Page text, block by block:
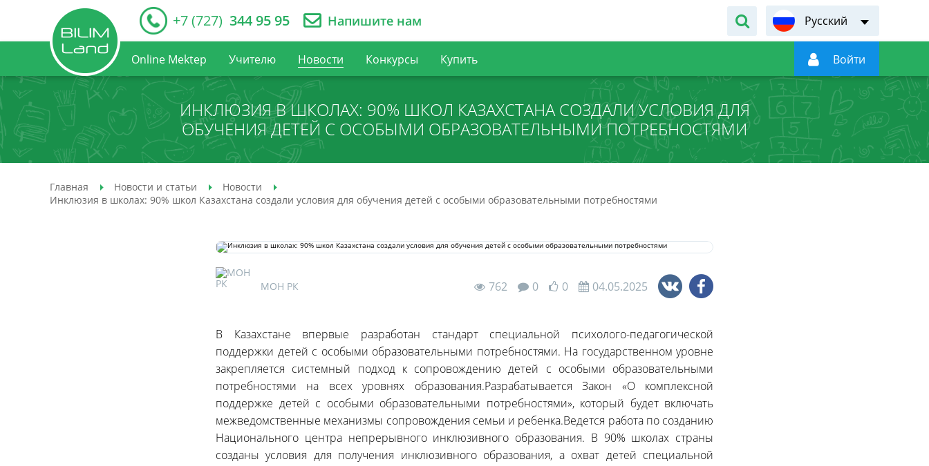
+7 (727) 344 95 95 Напишите нам Русский
Online Mektep Учителю Новости Конкурсы Купить  Войти
ИНКЛЮЗИЯ В ШКОЛАХ: 90% ШКОЛ КАЗАХСТАНА СОЗДАЛИ УСЛОВИЯ ДЛЯ
ОБУЧЕНИЯ ДЕТЕЙ С ОСОБЫМИ ОБРАЗОВАТЕЛЬНЫМИ ПОТРЕБНОСТЯМИ
Главная Новости и статьи
Новости
Инклюзия в школах: 90% школ Казахстана создали условия для обучения детей с особыми образовательными потребностями
МОН РК 762 0 0 04.05.2025
В Казахстане впервые разработан стандарт специальной психолого-педагогической
поддержки детей с особыми образовательными потребностями. На государственном уровне
закрепляется системный подход к сопровождению детей с особыми образовательными
потребностями на всех уровнях образования.Разрабатывается Закон «О комплексной
поддержке детей с особыми образовательными потребностями», который будет включать
межведомственные механизмы сопровождения семьи и ребенка.Ведется работа по созданию
Национального центра непрерывного инклюзивного образования. В 90% школах страны
созданы условия для получения инклюзивного образования, а охват детей специальной